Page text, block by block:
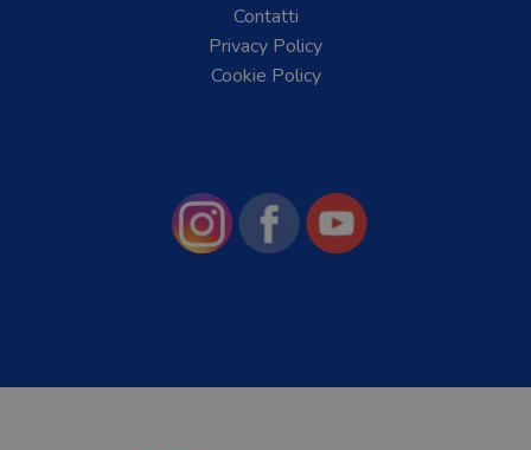
Contatti
Privacy Policy
Cookie Policy